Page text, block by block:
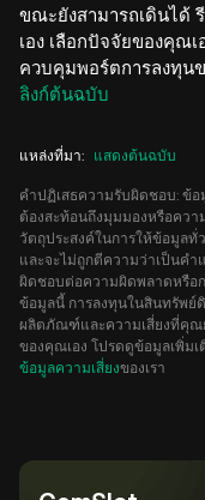
ขณะยังสามารถเดินได้
เอง เลือกปัจจัยของคุณ
ควบคุมพอร์ตการลงทุน
ลิงก์ต้นฉบับ
แหล่งที่มา: แสดงต้นฉบับ
คำปฏิเสธความรับผิดชอบ: ข้
ต้องสะท้อนถึงมุมมองหรือคว
วัตถุประสงค์ในการให้ข้อมูลทั่
และจะไม่ถูกตีความว่าเป็นคำ
ผิดชอบต่อความผิดพลาดหรือก
ข้อมูลนี้ การลงทุนในสินทรัพย์
ผลิตภัณฑ์และความเสี่ยงที่คุณ
ของคุณเอง โปรดดูข้อมูลเพิ่มเ
ข้อมูลความเสี่ยงของเรา